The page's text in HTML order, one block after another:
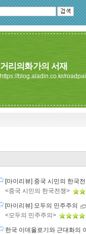
거리의화가의 서재
https://blog.aladin.co.kr/
[마이리뷰] 중국 시민의 한국
<중국 시민의 한국전쟁>
[마이리뷰] 모두의 민주주의
<모두의 민주주의>
한국 이데올로기와 근대화의